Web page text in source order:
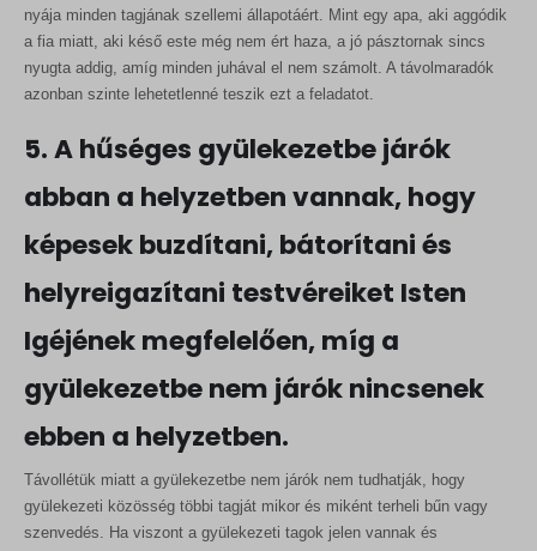
nyája minden tagjának szellemi állapotáért. Mint egy apa, aki aggódik
a fia miatt, aki késő este még nem ért haza, a jó pásztornak sincs
nyugta addig, amíg minden juhával el nem számolt. A távolmaradók
azonban szinte lehetetlenné teszik ezt a feladatot.
5. A hűséges gyülekezetbe járók
abban a helyzetben vannak, hogy
képesek buzdítani, bátorítani és
helyreigazítani testvéreiket Isten
Igéjének megfelelően, míg a
gyülekezetbe nem járók nincsenek
ebben a helyzetben.
Távollétük miatt a gyülekezetbe nem járók nem tudhatják, hogy
gyülekezeti közösség többi tagját mikor és miként terheli bűn vagy
szenvedés. Ha viszont a gyülekezeti tagok jelen vannak és